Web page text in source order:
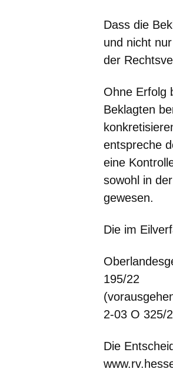
Dass die
und nicht
der
Ohne Erfolg
Beklagten
entspreche
eine
sowohl in
gewesen.
Die im
195/22
2-03 O 325/
Die